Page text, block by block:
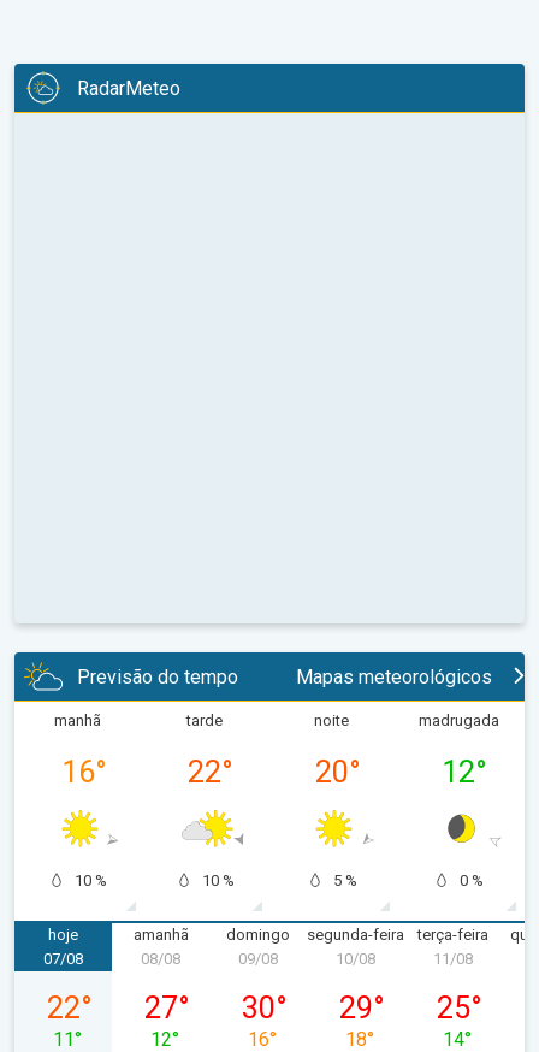
RadarMeteo
Previsão do tempo Mapas meteorológicos
manhã
16°
10 %
tarde
22°
10 %
noite
20°
5 %
madrugada
12°
0 %
hoje
sexta-feira, 07/08
07/08
22°
11°
amanhã
sábado, 08/08
08/08
27°
12°
domingo
domingo, 09/08
09/08
30°
16°
segunda-feira
segunda-feira, 10/08
10/08
29°
18°
terça-feira
11/08
25°
14°